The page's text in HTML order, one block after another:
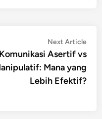
Next Article
Komunikasi Asertif vs
Mana yang
Lebih Efektif?